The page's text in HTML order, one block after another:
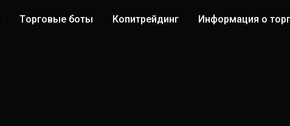
Торговые боты Копитрейдинг Информация о